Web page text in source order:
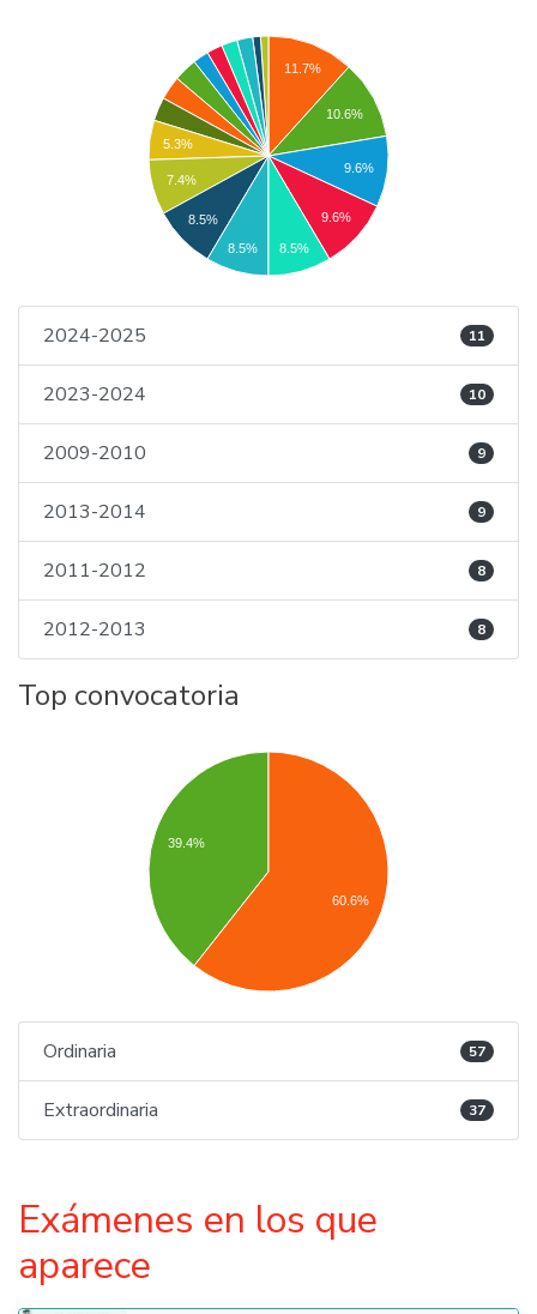
11.7%
10.6%
9.6%
9.6%
5.3%
7.4%
8.5%
8.5% 8.5%
2024-2025 11
2023-2024 10
2009-2010 9
2013-2014 9
2011-2012 8
2012-2013 8
Top convocatoria
39.4%
60.6%
Ordinaria 57
Extraordinaria 37
Exámenes en los que
aparece